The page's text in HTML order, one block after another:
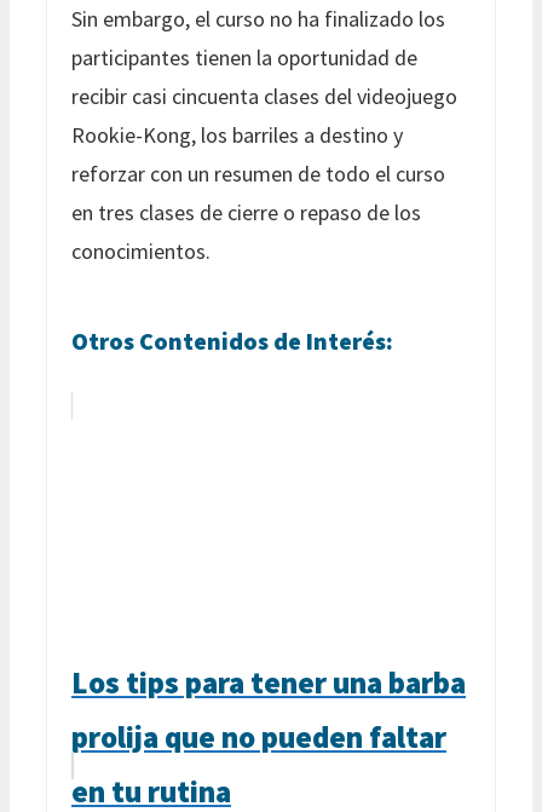
Sin embargo, el curso no ha finalizado los
participantes tienen la oportunidad de
recibir casi cincuenta clases del videojuego
Rookie-Kong, los barriles a destino y
reforzar con un resumen de todo el curso
en tres clases de cierre o repaso de los
conocimientos.
Otros Contenidos de Interés:
Los tips para tener una barba
prolija que no pueden faltar
en tu rutina